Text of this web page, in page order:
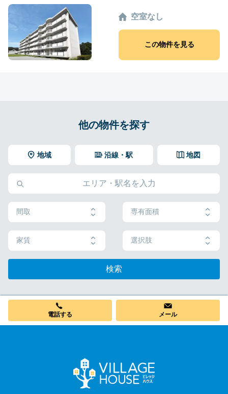
空室なし
この物件を見る
他の物件を探す
地域 地図
沿線・駅
間取 専有面積
家賃 選択肢
検索
電話する メール